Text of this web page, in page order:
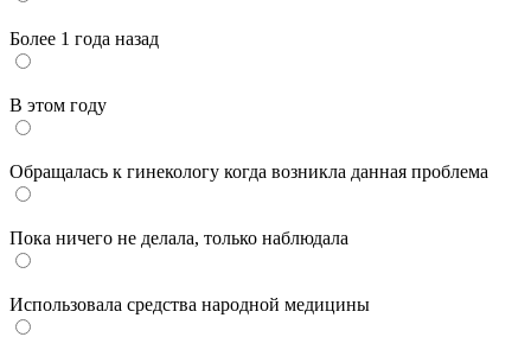
Более 1 года назад
В этом году
Обращалась к гинекологу когда возникла данная проблема
Пока ничего не делала, только наблюдала
Использовала средства народной медицины